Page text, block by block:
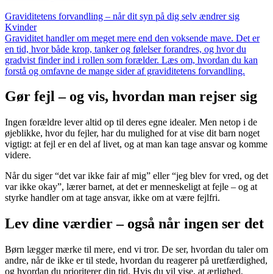
Graviditetens forvandling – når dit syn på dig selv ændrer sig
Kvinder
Graviditet handler om meget mere end den voksende mave. Det er
en tid, hvor både krop, tanker og følelser forandres, og hvor du
gradvist finder ind i rollen som forælder. Læs om, hvordan du kan
forstå og omfavne de mange sider af graviditetens forvandling.
Gør fejl – og vis, hvordan man rejser sig
Ingen forældre lever altid op til deres egne idealer. Men netop i de
øjeblikke, hvor du fejler, har du mulighed for at vise dit barn noget
vigtigt: at fejl er en del af livet, og at man kan tage ansvar og komme
videre.
Når du siger “det var ikke fair af mig” eller “jeg blev for vred, og det
var ikke okay”, lærer barnet, at det er menneskeligt at fejle – og at
styrke handler om at tage ansvar, ikke om at være fejlfri.
Lev dine værdier – også når ingen ser det
Børn lægger mærke til mere, end vi tror. De ser, hvordan du taler om
andre, når de ikke er til stede, hvordan du reagerer på uretfærdighed,
og hvordan du prioriterer din tid. Hvis du vil vise, at ærlighed,